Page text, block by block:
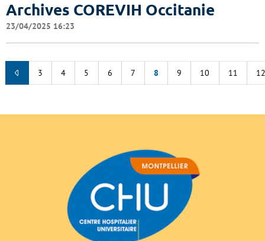
Archives COREVIH Occitanie
23/04/2025 16:23
3 4 5 6 7 8 9 10 11 12